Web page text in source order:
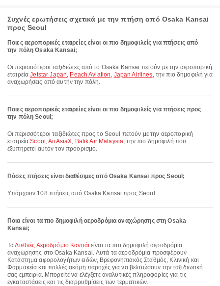
Συχνές ερωτήσεις σχετικά με την πτήση από Osaka Kansai
προς Seoul
Ποιες αεροπορικές εταιρείες είναι οι πιο δημοφιλείς για πτήσεις από
την πόλη Osaka Kansai;
Οι περισσότεροι ταξιδιώτες από το Osaka Kansai πετούν με την αεροπορική
εταιρείαJetstar Japan, Peach Aviation, Japan Airlines, την πιο δημοφιλή για
αναχωρήσεις από αυτήν την πόλη.
Ποιες αεροπορικές εταιρείες είναι οι πιο δημοφιλείς για πτήσεις προς
την πόλη Seoul;
Οι περισσότεροι ταξιδιώτες προς το Seoul πετούν με την αεροπορική
εταιρείαScoot,AirAsiaX, Batik Air Malaysia, την πιο δημοφιλή που
εξυπηρετεί αυτόν τον προορισμό.
Πόσες πτήσεις είναι διαθέσιμες από Osaka Kansai προς Seoul;
Υπάρχουν 108 πτήσεις από Osaka Kansai προς Seoul.
Ποια είναι τα πιο δημοφιλή αεροδρόμια αναχώρησης στη Osaka
Kansai;
ΤαΔιεθνές Αεροδρόμιο Κανσάι είναι τα πιο δημοφιλή αεροδρόμια
αναχώρησης στο Osaka Kansai. Αυτά τα αεροδρόμια προσφέρουν
Κατάστημα αφορολογήτων ειδών, Βρεφονηπιακός Σταθμός, Κλινική και
Φαρμακεία και πολλές ακόμη παροχές για να βελτιώσουν την ταξιδιωτική
σας εμπειρία. Μπορείτε να ελέγξετε αναλυτικές πληροφορίες για τις
εγκαταστάσεις και τις διαρρυθμίσεις των τερματικών.